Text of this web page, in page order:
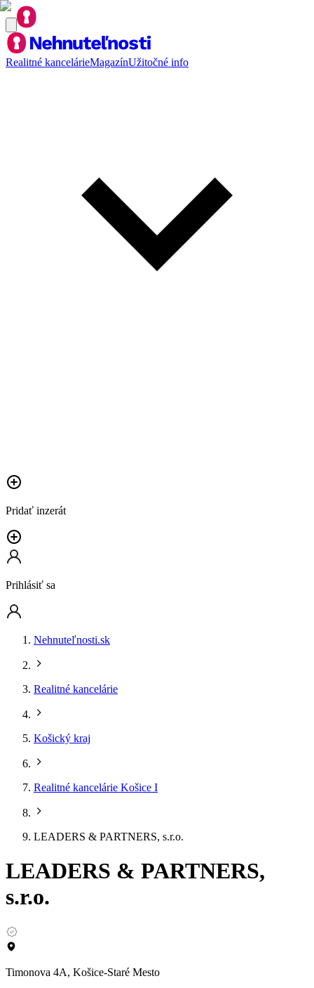
Realitné kancelárieMagazínUžitočné info
Pridať inzerát
Prihlásiť sa
Nehnuteľnosti.sk
Realitné kancelárie
Košický kraj
Realitné kancelárie Košice I
LEADERS & PARTNERS, s.r.o.
LEADERS & PARTNERS,
s.r.o.
Timonova 4A, Košice-Staré Mesto